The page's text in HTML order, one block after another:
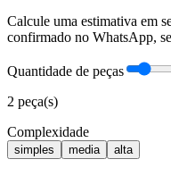
Calcule uma estimativa em
confirmado no WhatsApp,
Quantidade de peças
2 peça(s)
Complexidade
simples media alta